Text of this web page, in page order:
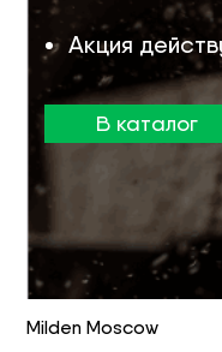
Акция
В каталог
Milden Moscow